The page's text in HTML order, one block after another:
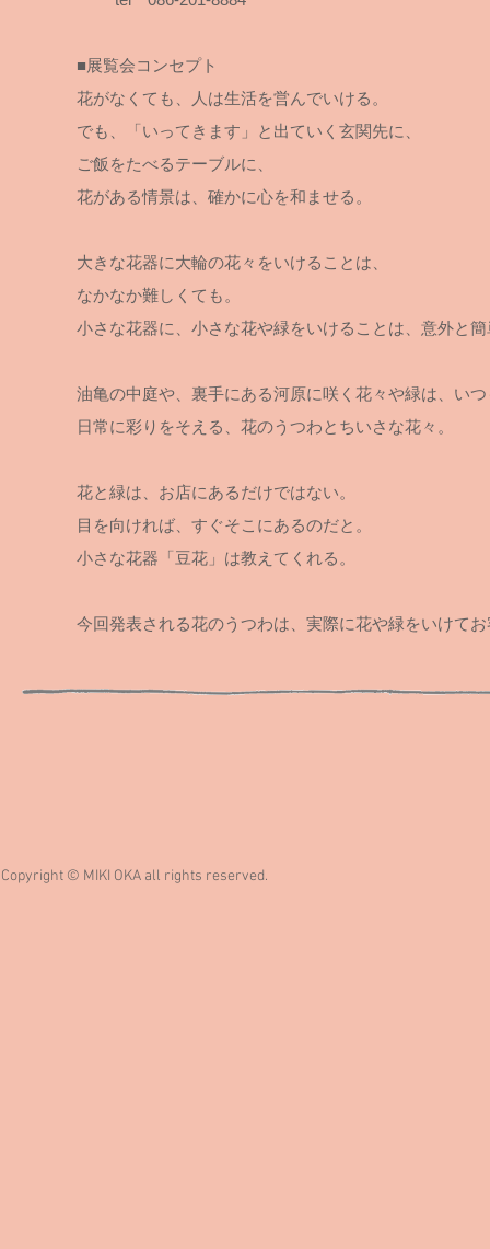
■展覧会コンセプト
​花がなくても、人は生活を営んでいける。
でも、「いってきます」と出ていく玄関先に、
ご飯をたべるテーブルに、
花がある情景は、確かに心を和ませる。
大きな花器に大輪の花々をいけることは、
​なかなか難しくても。​
小さな​花​器​に、小さな花や緑をいけることは、意外と
油亀の中庭や、裏手にある河原に咲く花々や緑は、い
日常に彩りをそえる、花のうつわとちいさな花々。
花と緑は、お店にあるだけではない。
目を向ければ、すぐそこにあるのだと。
​小さな花器「豆花」は教えてくれる。​
今回発表される花のうつわは、実際に花や緑をいけて
Copyright © MIKI OKA all rights reserved.